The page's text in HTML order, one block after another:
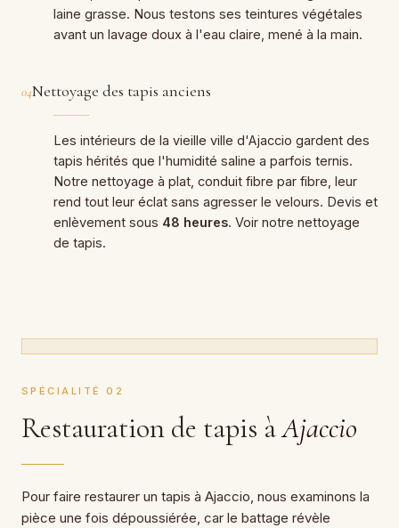
laine grasse. Nous testons ses teintures végétales
avant un lavage doux à l'eau claire, mené à la main.
04Nettoyage des tapis anciens
Les intérieurs de la vieille ville d'Ajaccio gardent des
tapis hérités que l'humidité saline a parfois ternis.
Notre nettoyage à plat, conduit fibre par fibre, leur
rend tout leur éclat sans agresser le velours. Devis et
enlèvement sous 48 heures. Voir notre nettoyage
de tapis.
SPÉCIALITÉ 02
Restauration de tapis àAjaccio
Pour faire restaurer un tapis à Ajaccio, nous examinons la
pièce une fois dépoussiérée, car le battage révèle